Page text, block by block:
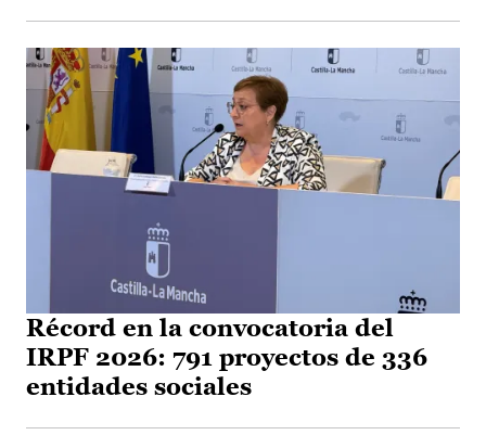
Récord en la convocatoria del
IRPF 2026: 791 proyectos de 336
entidades sociales